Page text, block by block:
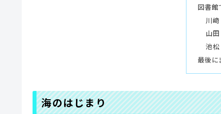
図書館
川
山
池
最後に
海のはじまり